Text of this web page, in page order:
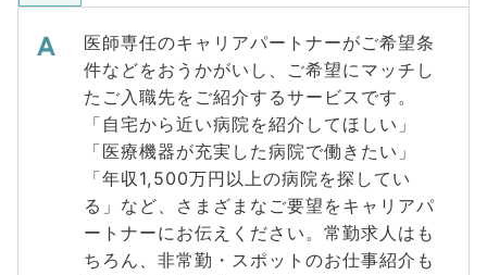
医師専任のキャリアパートナーがご希望条
件などをおうかがいし、ご希望にマッチし
たご入職先をご紹介するサービスです。
「自宅から近い病院を紹介してほしい」
「医療機器が充実した病院で働きたい」
「年収1,500万円以上の病院を探してい
る」など、さまざまなご要望をキャリアパ
ートナーにお伝えください。常勤求人はも
ちろん、非常勤・スポットのお仕事紹介も